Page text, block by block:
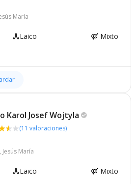
María
Laico
Mixto
Karol JosefWojtyla
(11 valoraciones)
María
Laico
Mixto